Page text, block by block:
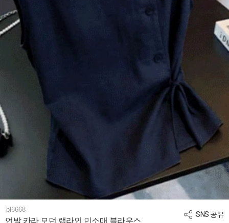
SNS 공유
bl6668
언발 카라 모던 랩라인 민소매 블라우스